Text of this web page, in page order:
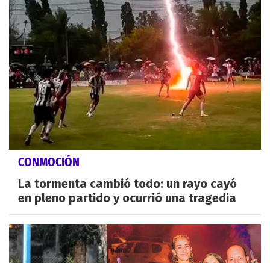
CONMOCIÓN
La tormenta cambió todo: un rayo cayó
en pleno partido y ocurrió una tragedia